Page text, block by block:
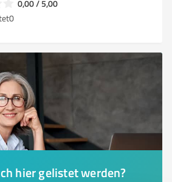
0,00 / 5,00
0
hier gelistet werden?